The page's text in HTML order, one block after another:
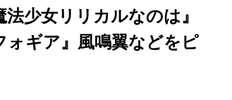
少女リリカルなのは』
ォギア』風鳴翼などをピ